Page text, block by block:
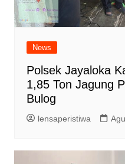
News
Polsek Jayaloka
1,85 Ton Jagung
Bulog
lensaperistiwa